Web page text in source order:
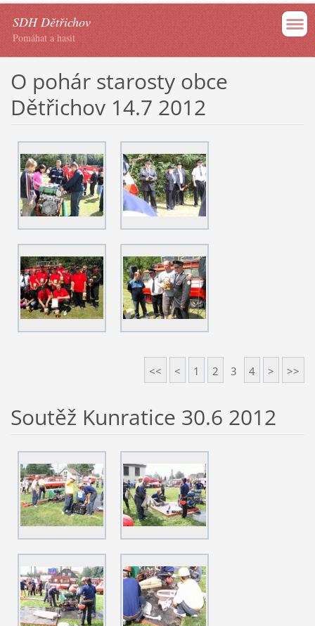
SDH Dětřichov
Pomáhat a hasit
O pohár starosty obce
Dětřichov 14.7 2012
<< < 1 2 3 4 > >>
Soutěž Kunratice 30.6 2012